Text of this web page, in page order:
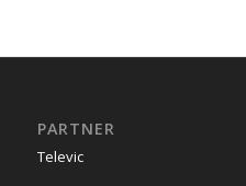
PARTNER
Televic